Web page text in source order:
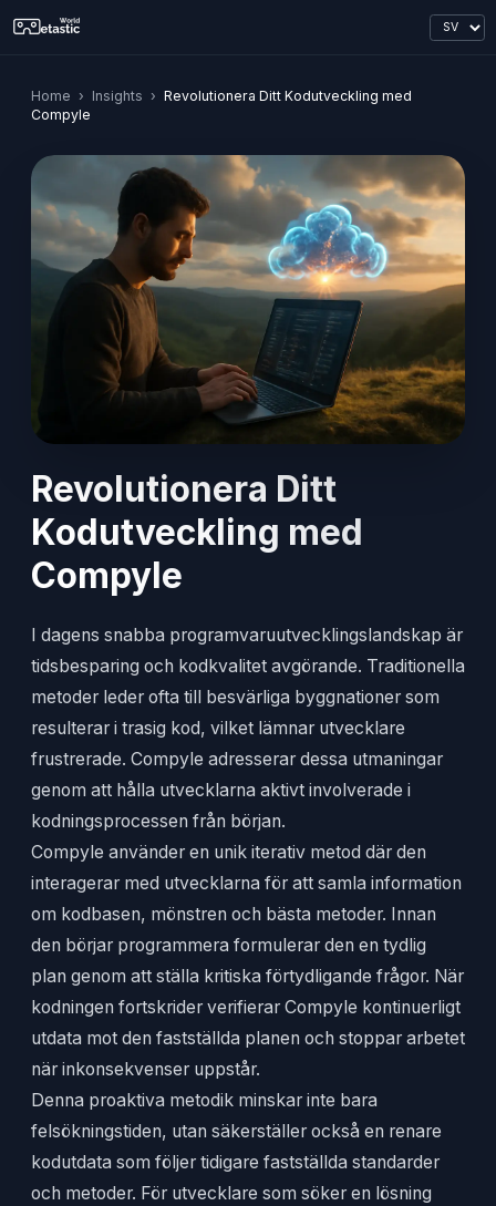
Home › Insights › Revolutionera Ditt Kodutveckling med
Compyle
Revolutionera Ditt
Kodutveckling med
Compyle
I dagens snabba programvaruutvecklingslandskap är
tidsbesparing och kodkvalitet avgörande. Traditionella
metoder leder ofta till besvärliga byggnationer som
resulterar i trasig kod, vilket lämnar utvecklare
frustrerade. Compyle adresserar dessa utmaningar
genom att hålla utvecklarna aktivt involverade i
kodningsprocessen från början.
Compyle använder en unik iterativ metod där den
interagerar med utvecklarna för att samla information
om kodbasen, mönstren och bästa metoder. Innan
den börjar programmera formulerar den en tydlig
plan genom att ställa kritiska förtydligande frågor. När
kodningen fortskrider verifierar Compyle kontinuerligt
utdata mot den fastställda planen och stoppar arbetet
när inkonsekvenser uppstår.
Denna proaktiva metodik minskar inte bara
felsökningstiden, utan säkerställer också en renare
kodutdata som följer tidigare fastställda standarder
och metoder. För utvecklare som söker en lösning